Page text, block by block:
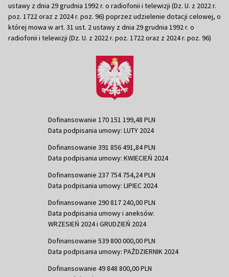
ustawy z dnia 29 grudnia 1992 r. o radiofonii i telewizji (Dz. U. z 2022 r.
poz. 1722 oraz z 2024 r. poz. 96) poprzez udzielenie dotacji celowej, o
której mowa w art. 31 ust. 2 ustawy z dnia 29 grudnia 1992 r. o
radiofonii i telewizji (Dz. U. z 2022 r. poz. 1722 oraz z 2024 r. poz. 96)
Dofinansowanie 170 151 199,48 PLN
Data podpisania umowy: LUTY 2024
Dofinansowanie 391 856 491,84 PLN
Data podpisania umowy: KWIECIEŃ 2024
Dofinansowanie 237 754 754,24 PLN
Data podpisania umowy: LIPIEC 2024
Dofinansowanie 290 817 240,00 PLN
Data podpisania umowy i aneksów:
WRZESIEŃ 2024 i GRUDZIEŃ 2024
Dofinansowanie 539 800 000,00 PLN
Data podpisania umowy: PAŹDZIERNIK 2024
Dofinansowanie 49 848 800,00 PLN